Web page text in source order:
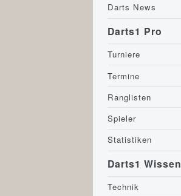
Darts News
Darts1 Pro
Turniere
Termine
Ranglisten
Spieler
Statistiken
Darts1 Wissen
Technik